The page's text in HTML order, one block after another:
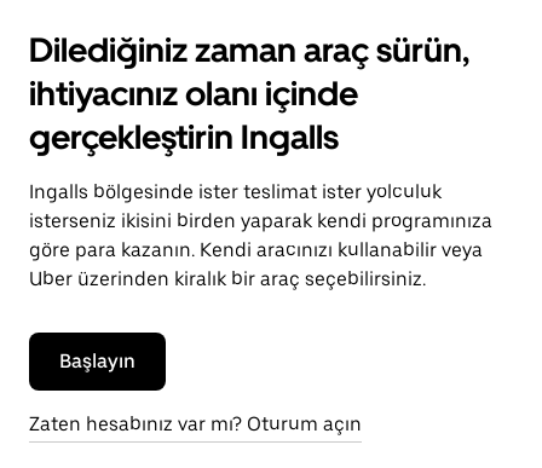
Dilediğiniz zaman araç sürün,
ihtiyacınız olanı içinde
gerçekleştirin Ingalls
Ingalls bölgesinde ister teslimat ister yolculuk
isterseniz ikisini birden yaparak kendi programınıza
göre para kazanın. Kendi aracınızı kullanabilir veya
Uber üzerinden kiralık bir araç seçebilirsiniz.
Başlayın
Zaten hesabınız var mı? Oturum açın